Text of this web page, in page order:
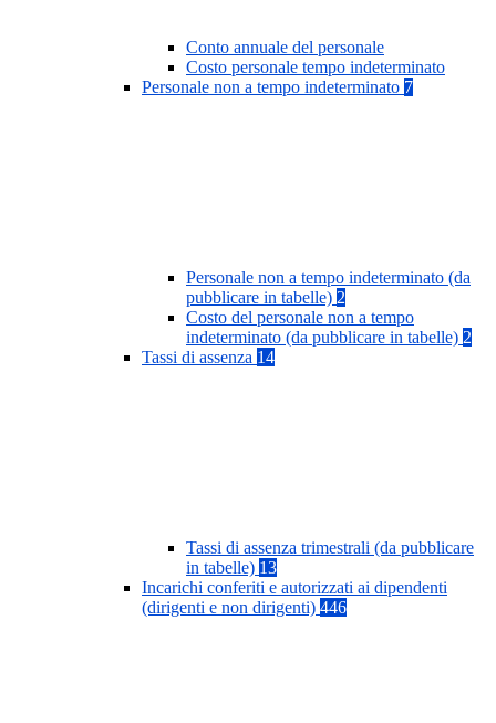
Conto annuale del personale
Costo personale tempo indeterminato
Personale non a tempo indeterminato 7
Personale non a tempo indeterminato (da
pubblicare in tabelle) 2
Costo del personale non a tempo
indeterminato (da pubblicare in tabelle) 2
Tassi di assenza 14
Tassi di assenza trimestrali (da pubblicare
in tabelle) 13
Incarichi conferiti e autorizzati ai dipendenti
(dirigenti e non dirigenti) 446